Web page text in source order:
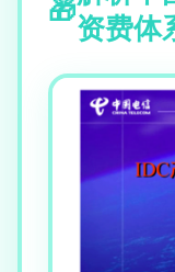
资费体